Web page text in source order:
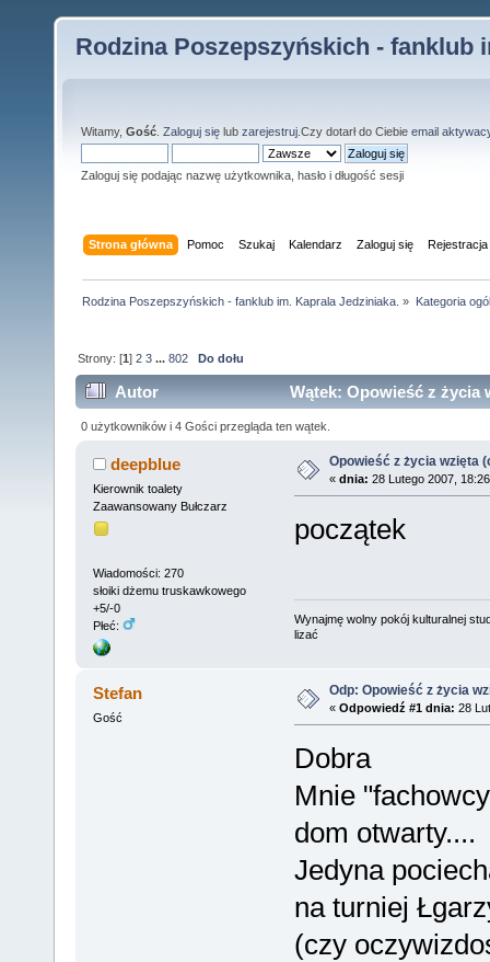
Rodzina Poszepszyńskich - fanklub
Witamy, Gość Zaloguj się lub zarejestruj .Czy dotarł do Ciebie email
Zaloguj się podając nazwę użytkownika, hasło i długość sesji
Strona główna Pomoc Szukaj Kalendarz Zaloguj się Rejestracja
Rodzina Poszepszyńskich - fanklub im. Kaprala Jedziniaka. » Kategoria
Strony: [1]2 3 ...802 Do dołu
Autor Wątek: Opowieść z życia
0 użytkowników i 4 Gości przegląda ten wątek.
deepblue
Kierownik toalety
Zaawansowany Bułczarz
Wiadomości: 270
słoiki dżemu truskawkowego
+5/-0
Płeć:
Opowieść z życia wzięta
« dnia: 28 Lutego 2007,
początek
Wynajmę wolny pokój kulturalnej
lizać
Stefan
Gość
Odp: Opowieść z życia
« Odpowiedź #1 dnia: 28
Dobra
Mnie
dom otwarty....
Jedyna
na turniej
(czy